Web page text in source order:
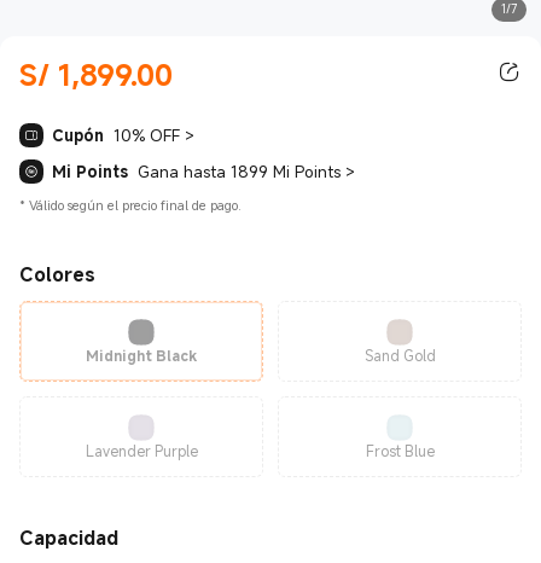
1/7
S/ 1,899.00
Current Price S/ 1899.00
Cupón 10% OFF >
Mi Points Gana hasta 1899 Mi Points >
* Válido según el precio final de pago.
Colores
Midnight Black Sand Gold
Lavender Purple Frost Blue
Capacidad